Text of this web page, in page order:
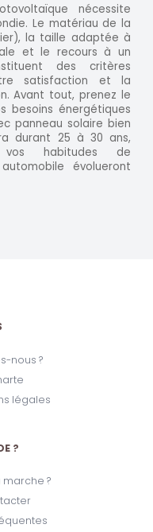
nécessite
Le matériau de la
la taille adaptée à
et le recours à un
des critères
satisfaction et la
Avant tout, prenez le
besoins énergétiques
panneau solaire bien
durant 25 à 30 ans,
habitudes de
évolueront
nous ?
légales
?
?